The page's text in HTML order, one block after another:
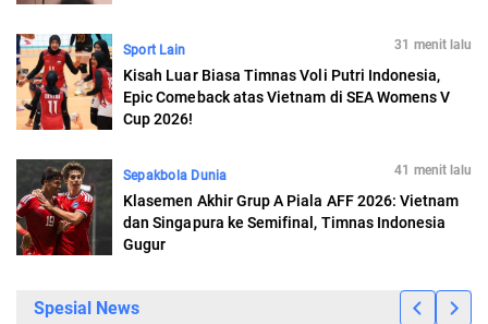
Sport Lain 31 menit lalu
Kisah Luar Biasa Timnas Voli Putri Indonesia,
Epic Comeback atas Vietnam di SEA Womens V
Cup 2026!
Sepakbola Dunia 41 menit lalu
Klasemen Akhir Grup A Piala AFF 2026: Vietnam
dan Singapura ke Semifinal, Timnas Indonesia
Gugur